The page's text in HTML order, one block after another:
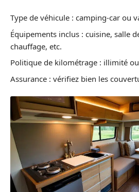
Type de véhicule : camping-car ou
Équipements inclus : cuisine, salle
chauffage, etc.
Politique de kilométrage : illimité
Assurance : vérifiez bien les